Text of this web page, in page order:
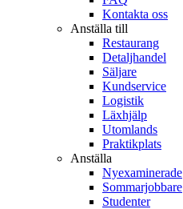
Kontakta oss
Anställa till
Restaurang
Detaljhandel
Säljare
Kundservice
Logistik
Läxhjälp
Utomlands
Praktikplats
Anställa
Nyexaminerade
Sommarjobbare
Studenter